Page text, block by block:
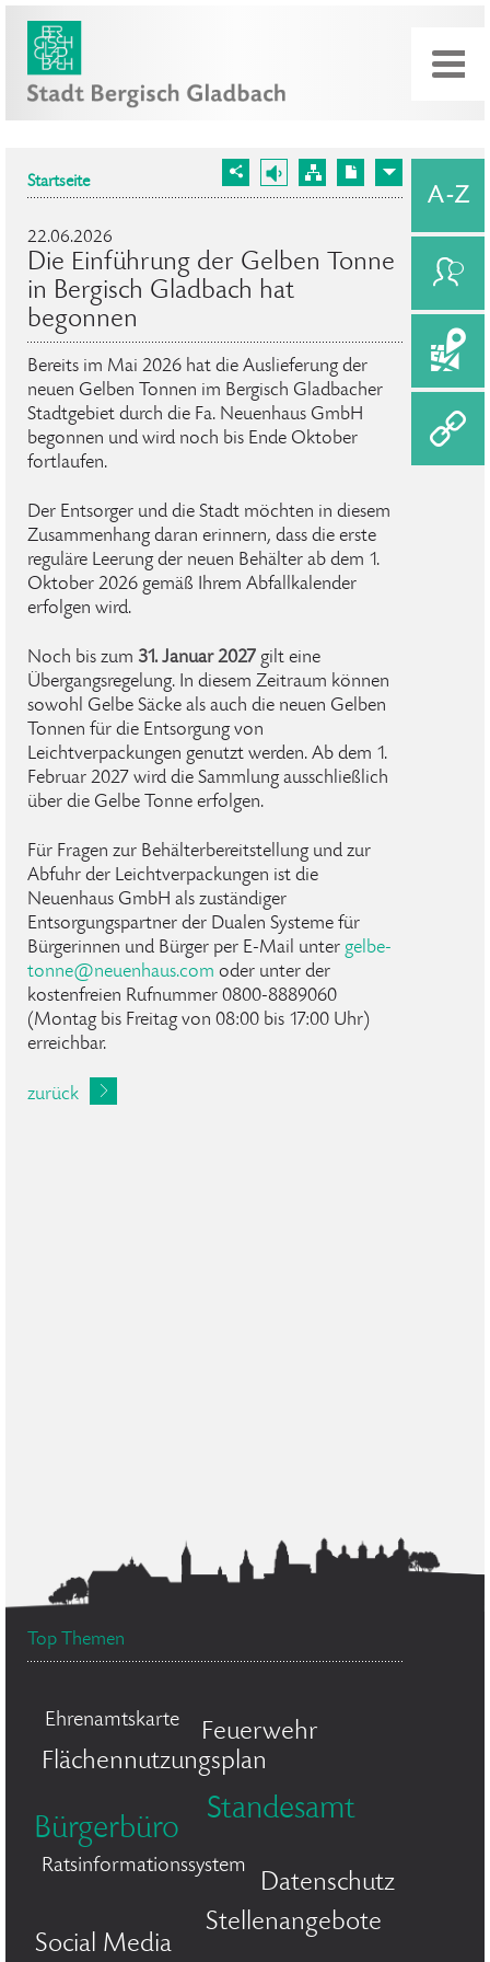
Startseite
22.06.2026
Die Einführung der Gelben Tonne
in Bergisch Gladbach hat
begonnen
Bereits im Mai 2026 hat die Auslieferung der
neuen Gelben Tonnen im Bergisch Gladbacher
Stadtgebiet durch die Fa. Neuenhaus GmbH
begonnen und wird noch bis Ende Oktober
fortlaufen.
Der Entsorger und die Stadt möchten in diesem
Zusammenhang daran erinnern, dass die erste
reguläre Leerung der neuen Behälter ab dem 1.
Oktober 2026 gemäß Ihrem Abfallkalender
erfolgen wird.
Noch bis zum 31. Januar 2027 gilt eine
Übergangsregelung. In diesem Zeitraum können
sowohl Gelbe Säcke als auch die neuen Gelben
Tonnen für die Entsorgung von
Leichtverpackungen genutzt werden. Ab dem 1.
Februar 2027 wird die Sammlung ausschließlich
über die Gelbe Tonne erfolgen.
Für Fragen zur Behälterbereitstellung und zur
Abfuhr der Leichtverpackungen ist die
Neuenhaus GmbH als zuständiger
Entsorgungspartner der Dualen Systeme für
Bürgerinnen und Bürger per E-Mail unter gelbe-
tonne@neuenhaus.com oder unter der
kostenfreien Rufnummer 0800-8889060
(Montag bis Freitag von 08:00 bis 17:00 Uhr)
erreichbar.
zurück
Top Themen
Ehrenamtskarte
Feuerwehr
Flächennutzungsplan
Bürgerbüro
Standesamt
Ratsinformationssystem
Datenschutz
Social Media
Stellenangebote